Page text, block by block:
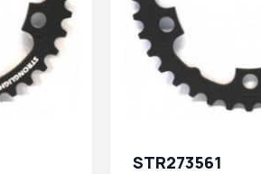
STR273561